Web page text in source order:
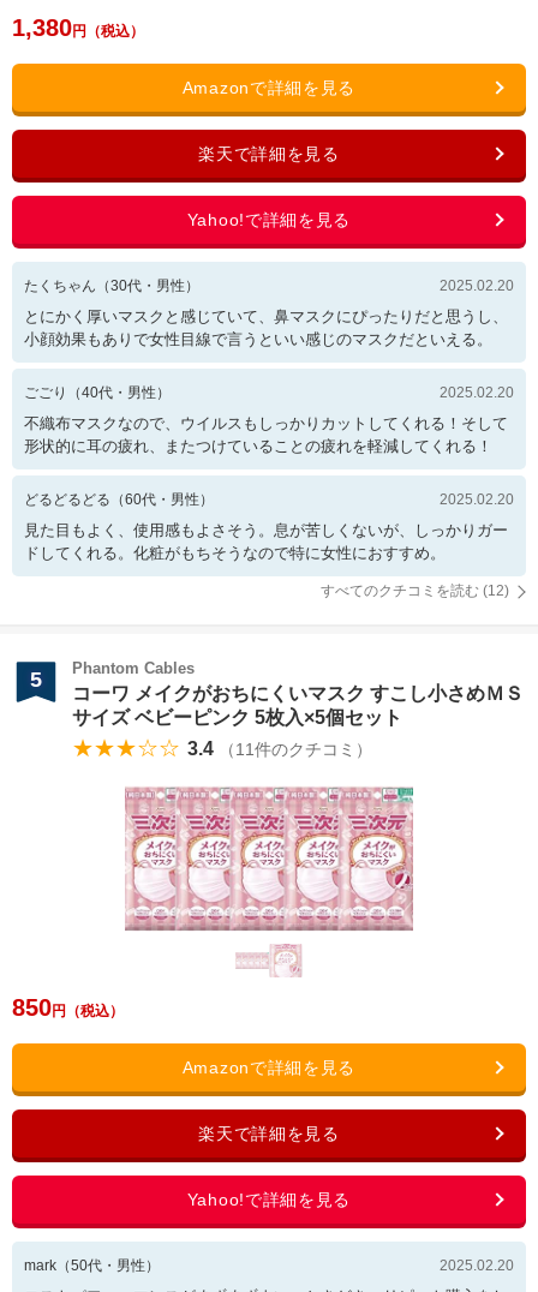
1,380
たくちゃん （30代・ 男性 ） 2025.02.20
とにかく厚いマスクと感じていて、鼻マスクにぴったりだと思うし、
小顔効果もありで女性目線で言うといい感じのマスクだといえる。
ごごり （40代・ 男性 ） 2025.02.20
不織布マスクなので、ウイルスもしっかりカットしてくれる！そして
形状的に耳の疲れ、またつけていることの疲れを軽減してくれる！
どるどるどる （60代・ 男性 ） 2025.02.20
見た目もよく、使用感もよさそう。息が苦しくないが、しっかりガー
ドしてくれる。化粧がもちそうなので特に女性におすすめ。
すべてのクチコミを読む (12)
5 Phantom Cables
コーワ メイクがおちにくいマスク すこし小さめＭＳ
サイズ ベビーピンク 5枚入×5個セット
★★★☆☆ 3.4 （11件のクチコミ）
850
mark （50代・ 男性 ） 2025.02.20